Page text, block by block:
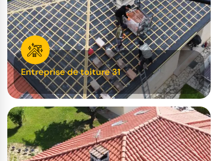
Entreprise de toiture 31